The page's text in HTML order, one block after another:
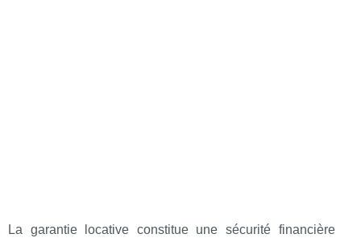
La garantie locative constitue une sécurité financière